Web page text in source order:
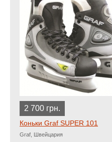
2 700 грн.
Коньки Graf SUPER 101
Graf, Швейцария